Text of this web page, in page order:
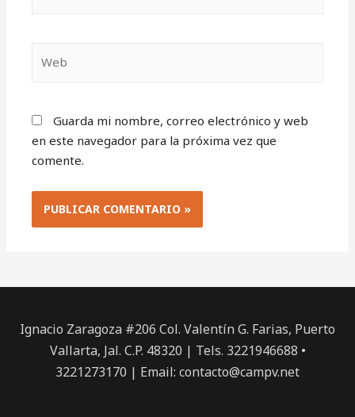
electrónico*
Guarda mi nombre, correo electrónico y web
en este navegador para la próxima vez que
comente.
Ignacio Zaragoza #206 Col. Valentín G. Farias, Puerto
Vallarta, Jal. C.P. 48320 | Tels. 3221946688 •
3221273170 | Email: contacto@campv.net